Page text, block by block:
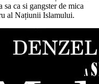
ca si gangster de mica
al Națiunii Islamului.